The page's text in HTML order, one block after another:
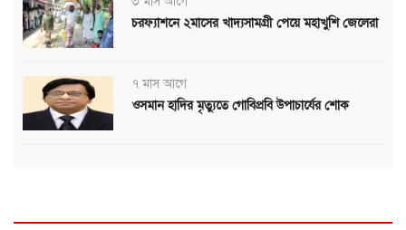
চরফ্যাশনে ২মাসের খাদ্যসামগ্রী পেয়ে মহাখুশি জেলেরা
৭ মাস আগে
ওসমান হাদির মৃত্যুতে গোবিপ্রবি উপাচার্যের শোক